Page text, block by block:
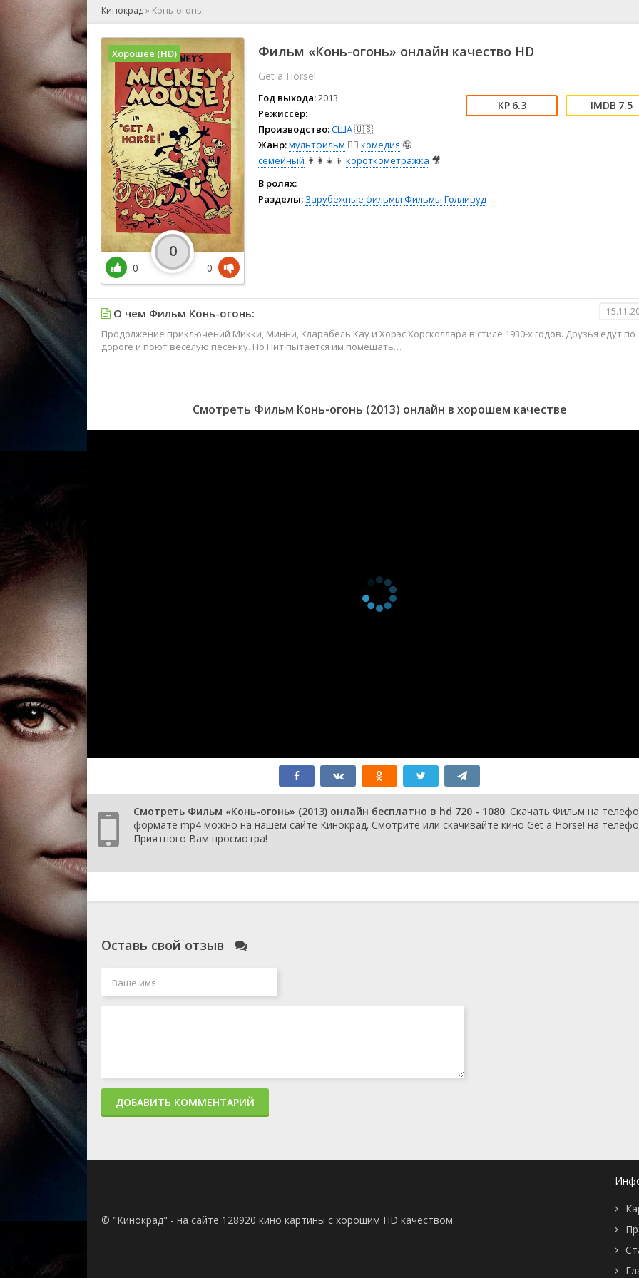
🕺 Мюзикл
👨‍💼 Новости
👨‍💻 Реальное тв
🎤 Ток-шоу
😱 Ужасы
🧙‍♀️ Фантастика
🤠 Фильм-нуар
🧝‍♂️ Фэнтези
🏅 Церемония
Кинокрад» Конь-огонь
Фильм «Конь-огонь» онлайн качество HD
Get a Horse!
Год выхода:2013
Режиссёр:
Производство:США🇺🇸
Жанр:мультфильм 🧚‍♀️ комедия 🤪
семейный 👨‍👩‍👧‍👦 короткометражка 🎥
6.3 7.5
В ролях:
Разделы: Зарубежные фильмы Фильмы Голливуд
Хорошее (HD)
0
0
0
О чем Фильм Конь-огонь:
Продолжение приключений Микки, Минни, Кларабель Кау и Хорэс Хорсколлара в стиле 1930-х годов. Друзья едут по
дороге и поют весёлую песенку. Но Пит пытается им помешать…
Смотреть Фильм Конь-огонь (2013) онлайн в хорошем качестве
Смотреть Фильм «Конь-огонь» (2013) онлайн бесплатно в hd 720 - 1080. Скачать Фильм на
формате mp4 можно на нашем сайте Кинокрад. Смотрите или скачивайте кино Get a Horse! на
Приятного Вам просмотра!
Оставь свой отзыв
ДОБАВИТЬ КОММЕНТАРИЙ
© "Кинокрад" - на сайте 128920 кино картины с хорошим HD качеством.